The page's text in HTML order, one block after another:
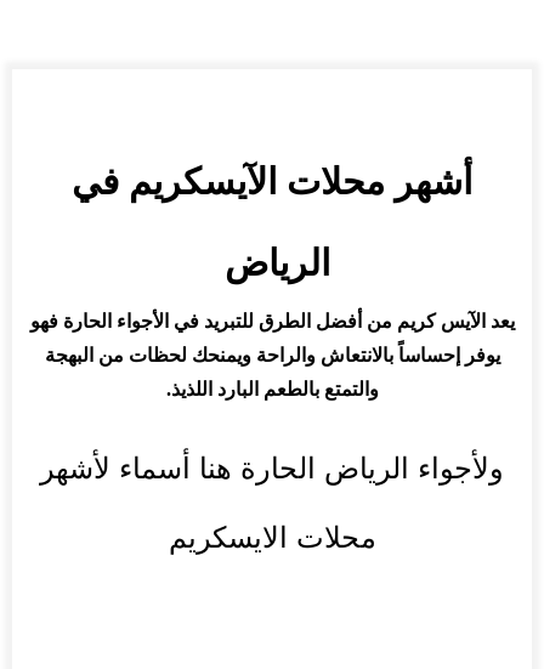
أشهر محلات الآيسكريم في
الرياض
يعد الآيس كريم من أفضل الطرق للتبريد في الأجواء الحارة فهو
يوفر إحساساً بالانتعاش والراحة ويمنحك لحظات من البهجة
والتمتع بالطعم البارد اللذيذ.
ولأجواء الرياض الحارة هنا أسماء لأشهر
محلات الايسكريم